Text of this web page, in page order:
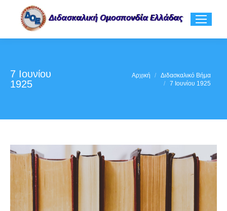
7 Ιουνίου
1925
Αρχική
Διδασκαλικό Βήμα
7 Ιουνίου 1925